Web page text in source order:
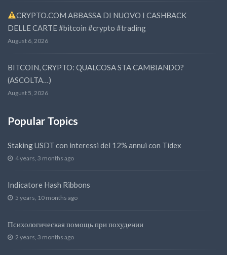
CRYPTO.COM ABBASSA DI NUOVO I CASHBACK
DELLE CARTE #bitcoin #crypto #trading
August 6, 2026
BITCOIN, CRYPTO: QUALCOSA STA CAMBIANDO?
(ASCOLTA…)
August 5, 2026
Popular Topics
Staking USDT con interessi del 12% annui con Tidex
4 years, 3 months ago
Indicatore Hash Ribbons
5 years, 10 months ago
Психологическая помощь при похудении
2 years, 3 months ago